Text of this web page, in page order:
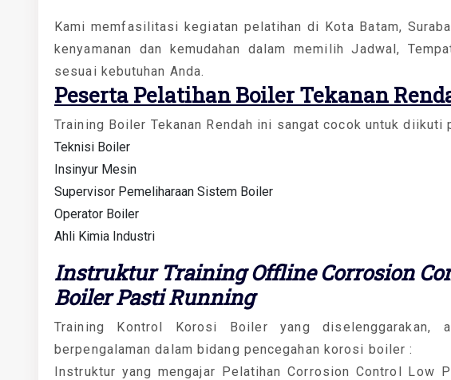
Kami memfasilitasi kegiatan pelatihan di Kota Batam,
kenyamanan dan kemudahan dalam memilih Jadwal,
sesuai kebutuhan Anda.
Peserta Pelatihan Boiler Tekanan
Training Boiler Tekanan Rendah ini sangat cocok untuk diikuti
Teknisi Boiler
Insinyur Mesin
Supervisor Pemeliharaan Sistem Boiler
Operator Boiler
Ahli Kimia Industri
Instruktur Training Offline Corrosion
Boiler Pasti Running
Training Kontrol Korosi Boiler yang diselenggarakan,
berpengalaman dalam bidang pencegahan korosi boiler :
Instruktur yang mengajar Pelatihan Corrosion Control Low